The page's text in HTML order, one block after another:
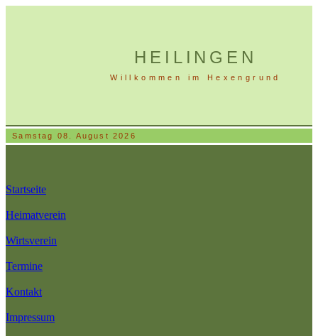
HEILINGEN
Willkommen im Hexengrund
Samstag 08. August 2026
Startseite
Heimatverein
Wirtsverein
Termine
Kontakt
Impressum